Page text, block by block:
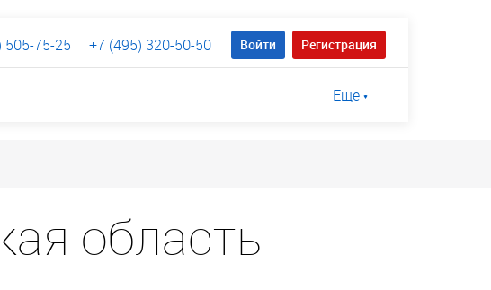
Войти Регистрация
505-75-25 +7 (495) 320-50-50
Еще
область